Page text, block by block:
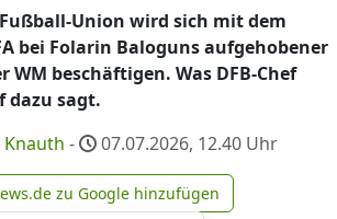
Union wird sich mit dem
bei Folarin Baloguns aufgehobener
WM beschäftigen. Was DFB-Chef
dazu sagt.
Knauth - 07.07.2026, 12.40 Uhr
news.de zu Google
zu Google hinzufügen